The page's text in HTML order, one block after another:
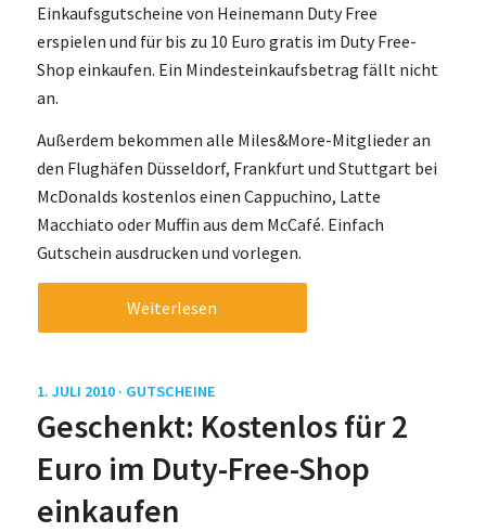
Einkaufsgutscheine von Heinemann Duty Free
erspielen und für bis zu 10 Euro gratis im Duty Free-
Shop einkaufen. Ein Mindesteinkaufsbetrag fällt nicht
an.
Außerdem bekommen alle Miles&More-Mitglieder an
den Flughäfen Düsseldorf, Frankfurt und Stuttgart bei
McDonalds kostenlos einen Cappuchino, Latte
Macchiato oder Muffin aus dem McCafé. Einfach
Gutschein ausdrucken und vorlegen.
Weiterlesen
1. JULI 2010 · GUTSCHEINE
Geschenkt: Kostenlos für 2
Euro im Duty-Free-Shop
einkaufen